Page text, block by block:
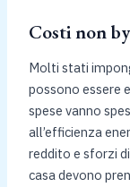
Costi non
Molti stati
possono essere
spese vanno
all’efficienza
reddito e sforzi
casa devono